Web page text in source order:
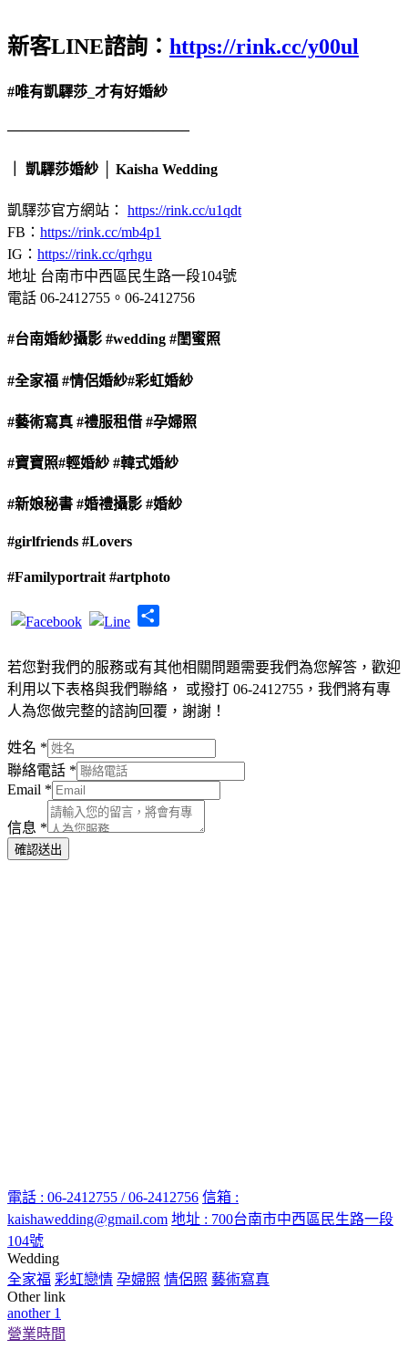
新客LINE諮詢： https://rink.cc/y00ul
#唯有凱驛莎_才有好婚紗
————————————–
｜ 凱驛莎婚紗 │ Kaisha Wedding
凱驛莎官方網站： https://rink.cc/u1qdt
FB： https://rink.cc/mb4p1
IG： https://rink.cc/qrhgu
地址 台南市中西區民生路一段104號
電話 06-2412755。06-2412756
#台南婚紗攝影 #wedding #閨蜜照
#全家福 #情侶婚紗#彩虹婚紗
#藝術寫真 #禮服租借 #孕婦照
#寶寶照#輕婚紗 #韓式婚紗
#新娘秘書 #婚禮攝影 #婚紗
#girlfriends #Lovers
#Familyportrait #artphoto
若您對我們的服務或有其他相關問題需要我們為您解答，歡迎
利用以下表格與我們聯絡， 或撥打 06-2412755，我們將有專
人為您做完整的諮詢回覆，謝謝！
姓名 *
聯絡電話 *
Email *
信息 *
確認送出
電話 : 06-2412755 / 06-2412756 信箱 :
kaishawedding@gmail.com 地址 : 700台南市中西區民生路一段
104號
Wedding
全家福 彩虹戀情 孕婦照 情侶照 藝術寫真
Other link
another 1
營業時間